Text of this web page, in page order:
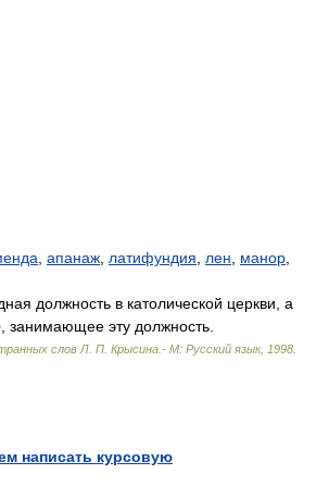
апанаж латифундия лен манор
должность в католической церкви, а
, занимающее эту должность.
слов Л. П. Крысина.- М: Русский язык, 1998
написать курсовую